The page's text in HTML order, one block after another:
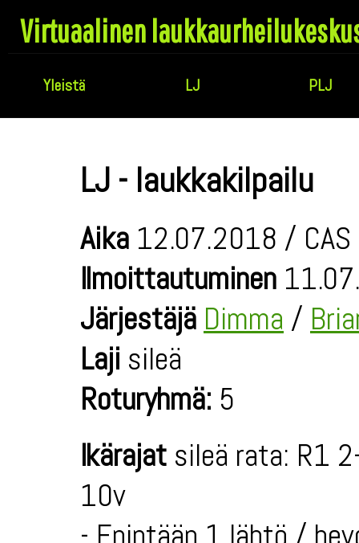
Virtuaalinen
Yleistä LJ PLJ
LJ - laukkakilpailu
Aika 12.07.2018 /
Ilmoittautuminen
Järjestäjä Dimma /
Laji sileä
Roturyhmä: 5
Ikärajat sileä rata: R1
10v